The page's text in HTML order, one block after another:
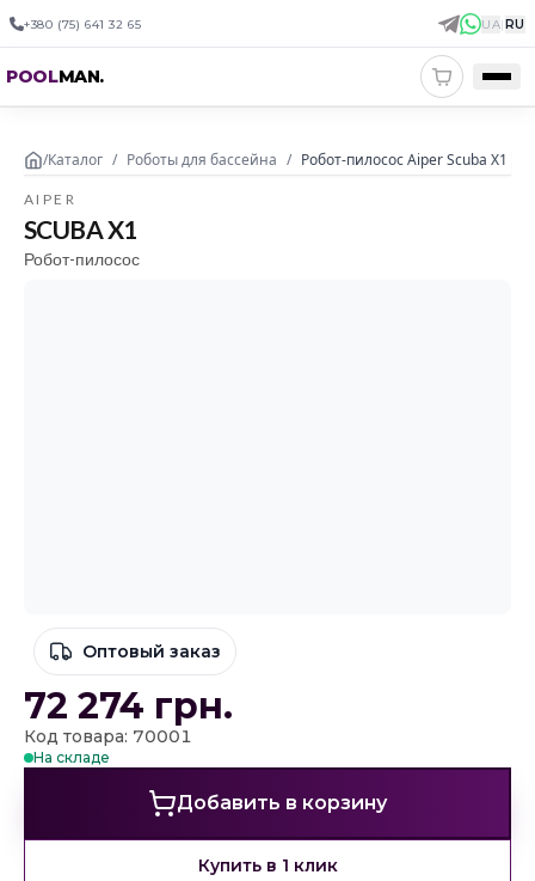
+380 (75) 641 32 65 UA|RU
POOLMAN.
/Каталог / Роботы для бассейна / Робот-пилосос Aiper Scuba X1
AIPER
SCUBA X1
Робот-пилосос
Оптовый заказ
72 274 грн.
Код товара: 70001
На складе
Добавить в корзину
Купить в 1 клик